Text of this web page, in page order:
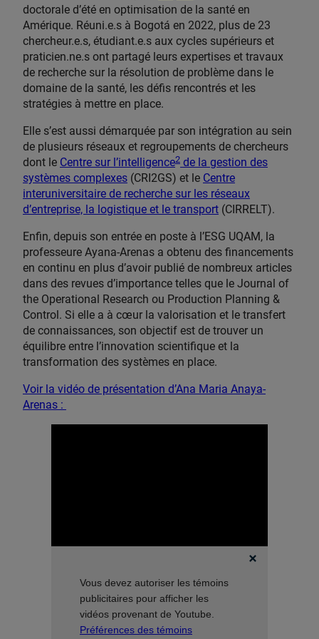
doctorale d’été en optimisation de la santé en
Amérique. Réuni.e.s à Bogotá en 2022, plus de 23
chercheur.e.s, étudiant.e.s aux cycles supérieurs et
praticien.ne.s ont partagé leurs expertises et travaux
de recherche sur la résolution de problème dans le
domaine de la santé, les défis rencontrés et les
stratégies à mettre en place.
Elle s’est aussi démarquée par son intégration au sein
de plusieurs réseaux et regroupements de chercheurs
dont le Centre sur l’intelligence2 de la gestion des
systèmes complexes (CRI2GS) et le Centre
interuniversitaire de recherche sur les réseaux
d’entreprise, la logistique et le transport (CIRRELT).
Enfin, depuis son entrée en poste à l’ESG UQAM, la
professeure Ayana-Arenas a obtenu des financements
en continu en plus d’avoir publié de nombreux articles
dans des revues d’importance telles que le Journal of
the Operational Research ou Production Planning &
Control. Si elle a à cœur la valorisation et le transfert
de connaissances, son objectif est de trouver un
équilibre entre l’innovation scientifique et la
transformation des systèmes en place.
Voir la vidéo de présentation d’Ana Maria Anaya-
Arenas :
Vous devez autoriser les témoins
publicitaires pour afficher les
vidéos provenant de Youtube.
Préférences des témoins